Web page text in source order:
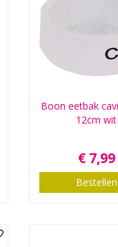
Boon eetbak
12cm wit
€ 7,99
Bestellen